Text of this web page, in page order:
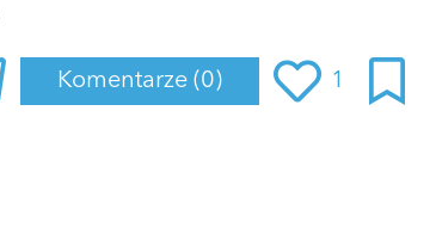
Komentarze (0) 1